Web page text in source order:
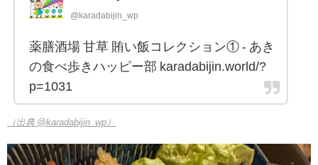
@karadabijin_wp
薬膳酒場 甘草 賄い飯コレクション① - あき
の食べ歩きハッピー部 karadabijin.world/?
p=1031
（出典 @karadabijin_wp）